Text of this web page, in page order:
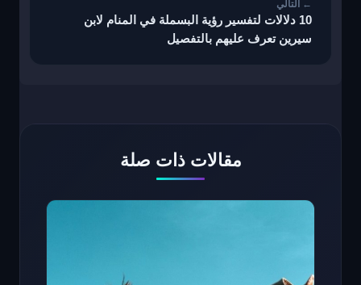
10 دلالات لتفسير رؤية البسملة في المنام لابن
سيرين تعرف عليهم بالتفصيل
مقالات ذات صلة